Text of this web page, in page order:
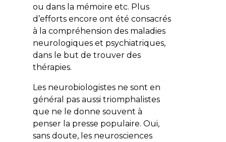
ou dans la mémoire etc. Plus
d’efforts encore ont été consacrés
à la compréhension des maladies
neurologiques et psychiatriques,
dans le but de trouver des
thérapies.
Les neurobiologistes ne sont en
général pas aussi triomphalistes
que ne le donne souvent à
penser la presse populaire. Oui,
sans doute, les neurosciences